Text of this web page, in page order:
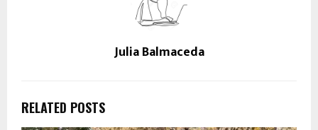
Julia Balmaceda
RELATED POSTS